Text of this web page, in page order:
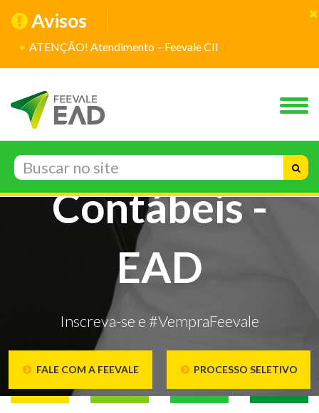
Avisos
ATENÇÃO! Atendimento – Feevale CII
Ciências
Contábeis -
EAD
Inscreva-se e #VempraFeevale
FALE COM A FEEVALE PROCESSO SELETIVO